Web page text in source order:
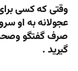
وقتی که کسی
عجولانه به او
صرف گفتگو
گیرید .